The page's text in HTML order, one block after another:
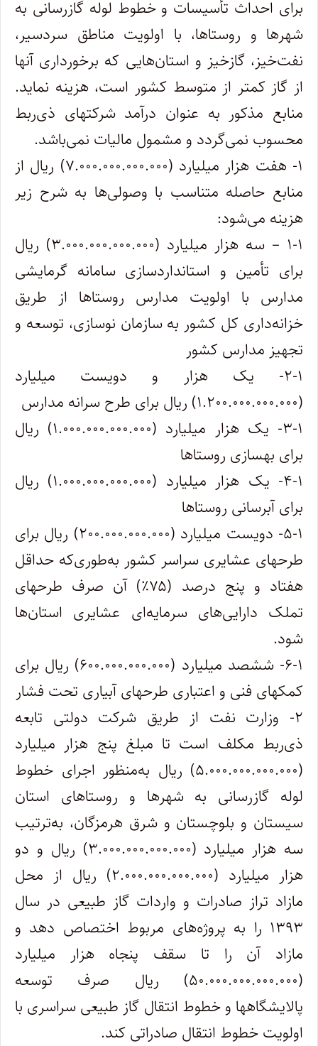
برای احداث تأسیسات و خطوط لوله گازرسانی به
شهرها و روستاها، با اولویت مناطق سردسیر،
نفت‌خیز، گازخیز و استان‌هایی که برخورداری آنها
از گاز کمتر از متوسط کشور است، هزینه نماید.
منابع مذکور به عنوان درآمد شرکتهای ذی‌ربط
محسوب نمی‌گردد و مشمول مالیات نمی‌باشد.
۱- هفت هزار میلیارد (۷.۰۰۰.۰۰۰.۰۰۰.۰۰۰) ریال از
منابع حاصله متناسب با وصولی‌ها به شرح زیر
هزینه می‌شود:
۱-۱ – سه هزار میلیارد (۳.۰۰۰.۰۰۰.۰۰۰.۰۰۰) ریال
برای تأمین و استاندارد‌سازی سامانه گرمایشی
مدارس با اولویت مدارس روستاها از طریق
خزانه‌داری کل کشور به سازمان نوسازی، توسعه و
تجهیز مدارس کشور
۲-۱- یک هزار و دویست میلیارد
(۱.۲۰۰.۰۰۰.۰۰۰.۰۰۰) ریال برای طرح سرانه مدارس
۳-۱- یک هزار میلیارد (۱.۰۰۰.۰۰۰.۰۰۰.۰۰۰) ریال
برای بهسازی روستاها
۴-۱- یک هزار میلیارد (۱.۰۰۰.۰۰۰.۰۰۰.۰۰۰) ریال
برای آبرسانی روستاها
۵-۱- دویست میلیارد (۲۰۰.۰۰۰.۰۰۰.۰۰۰) ریال برای
طرحهای عشایری سراسر کشور به‌طوری‌که حداقل
هفتاد و پنج درصد (۷۵٪) آن صرف طرحهای
تملک دارایی‌های سرمایه‌ای عشایری استان‌ها
شود.
۶-۱- ششصد میلیارد (۶۰۰.۰۰۰.۰۰۰.۰۰۰) ریال برای
کمکهای فنی و اعتباری طرحهای آبیاری تحت فشار
۲- وزارت نفت از طریق شرکت دولتی تابعه
ذی‌ربط مکلف است تا مبلغ پنج هزار میلیارد
(۵.۰۰۰.۰۰۰.۰۰۰.۰۰۰) ریال به‌منظور اجرای خطوط
لوله گازرسانی به شهرها و روستاهای استان
سیستان و بلوچستان و شرق هرمزگان، به‌ترتیب
سه‌ هزار میلیارد (۳.۰۰۰.۰۰۰.۰۰۰.۰۰۰) ریال و دو
هزار میلیارد (۲.۰۰۰.۰۰۰.۰۰۰.۰۰۰) ریال از محل
مازاد تراز صادرات و واردات گاز طبیعی در سال
۱۳۹۳ را به پروژه‌های مربوط اختصاص دهد و
مازاد آن را تا سقف پنجاه هزار میلیارد
(۵۰.۰۰۰.۰۰۰.۰۰۰.۰۰۰) ریال صرف توسعه
پالایشگاهها و خطوط انتقال گاز طبیعی سراسری با
اولویت خطوط انتقال صادراتی کند.